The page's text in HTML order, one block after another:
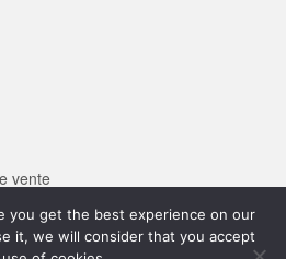
vente
you get the best experience on our
it, we will consider that you accept